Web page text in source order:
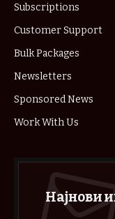
Subscriptions
Customer Support
Bulk Packages
Newsletters
Sponsored News
Work With Us
Најнови